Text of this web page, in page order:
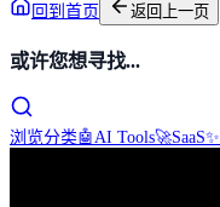
回到首页 返回上一页
或许您想寻找...
浏览分类🤖 AI Tools🚀SaaS✨